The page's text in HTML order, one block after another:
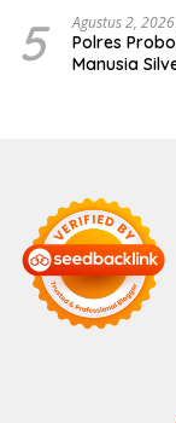
5 Agustus 2, 2026
Polres
Manusia